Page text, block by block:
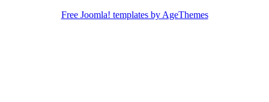
Free Joomla! templates by AgeThemes